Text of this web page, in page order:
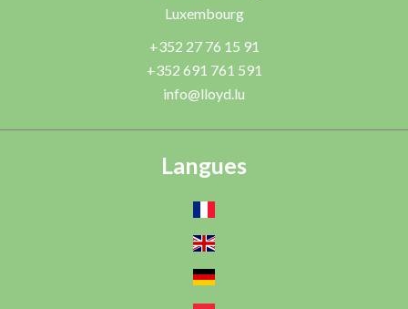
Luxembourg
+352 27 76 15 91
+352 691 761 591
info@lloyd.lu
Langues